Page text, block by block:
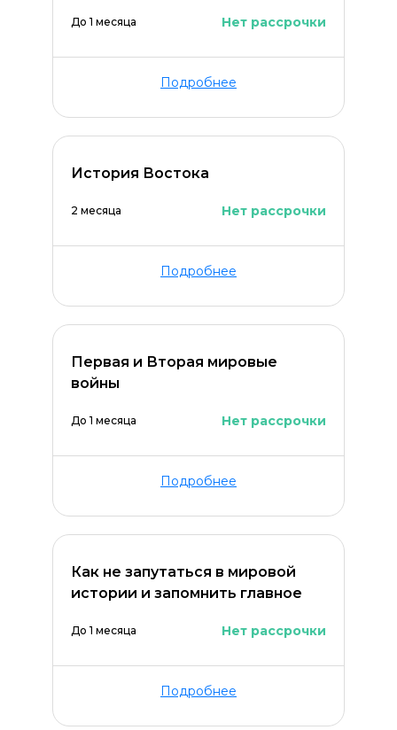
До 1 месяца Нет рассрочки
Подробнее
История Востока
2 месяца Нет рассрочки
Подробнее
Первая и Вторая мировые
войны
До 1 месяца Нет рассрочки
Подробнее
Как не запутаться в мировой
истории и запомнить главное
До 1 месяца Нет рассрочки
Подробнее